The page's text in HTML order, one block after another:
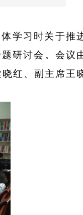
学习时关于推
题研讨会。 会议
红、副主席王